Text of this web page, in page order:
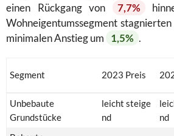
einen Rückgang von
7,7%
Wohneigentumssegment
minimalen Anstieg um
1,5% .
Segment 2023 Preis
Unbebaute
Grundstücke
leicht steige
nd
nd